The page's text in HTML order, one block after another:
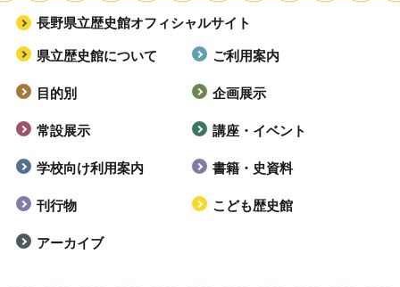
長野県立歴史館オフィシャルサイト
県立歴史館について ご利用案内
目的別 企画展示
常設展示 講座・イベント
学校向け利用案内 書籍・史資料
刊行物 こども歴史館
アーカイブ